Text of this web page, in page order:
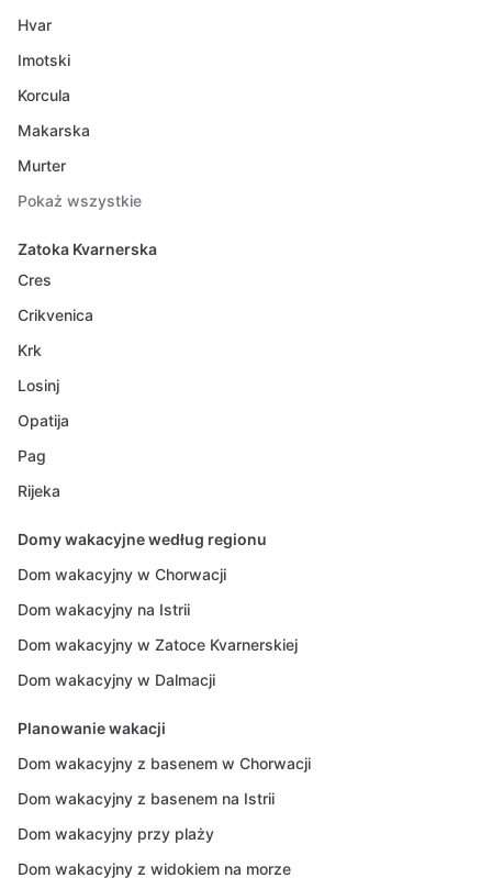
Hvar
Imotski
Korcula
Makarska
Murter
Pokaż wszystkie
Zatoka Kvarnerska
Cres
Crikvenica
Krk
Losinj
Opatija
Pag
Rijeka
Domy wakacyjne według regionu
Dom wakacyjny w Chorwacji
Dom wakacyjny na Istrii
Dom wakacyjny w Zatoce Kvarnerskiej
Dom wakacyjny w Dalmacji
Planowanie wakacji
Dom wakacyjny z basenem w Chorwacji
Dom wakacyjny z basenem na Istrii
Dom wakacyjny przy plaży
Dom wakacyjny z widokiem na morze